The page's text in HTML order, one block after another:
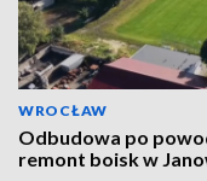
WROCŁAW
Odbudowa po
remont boisk w